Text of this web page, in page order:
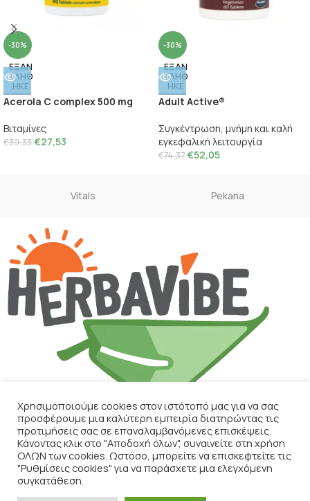
-30%
ΕΞΑΝ
ΤΛΗΘ
ΗΚΕ
Acerola C complex 500 mg
Βιταμίνες
€39,33 €27,53
-30%
ΕΞΑΝ
ΤΛΗΘ
ΗΚΕ
Adult Active®
Συγκέντρωση, μνήμη και καλή
εγκεφαλική λειτουργία
€74,37 €52,05
Vitals Pekana
ΕΠΙΚΟΙΝΩΝΙΑ
ΧΡΉΣΙΜΑ
ΤΕΛΕΥΤΑΊΑ ΆΡΘΡΑ
Χρησιμοποιούμε cookies στον ιστότοπό μας για να σας
προσφέρουμε μια καλύτερη εμπειρία διατηρώντας τις
προτιμήσεις σας σε επαναλαμβανόμενες επισκέψεις.
Κάνοντας κλικ στο "Αποδοχή όλων", συναινείτε στη χρήση
ΟΛΩΝ των cookies. Ωστόσο, μπορείτε να επισκεφτείτε τις
"Ρυθμίσεις cookies" για να παράσχετε μια ελεγχόμενη
συγκατάθεση.